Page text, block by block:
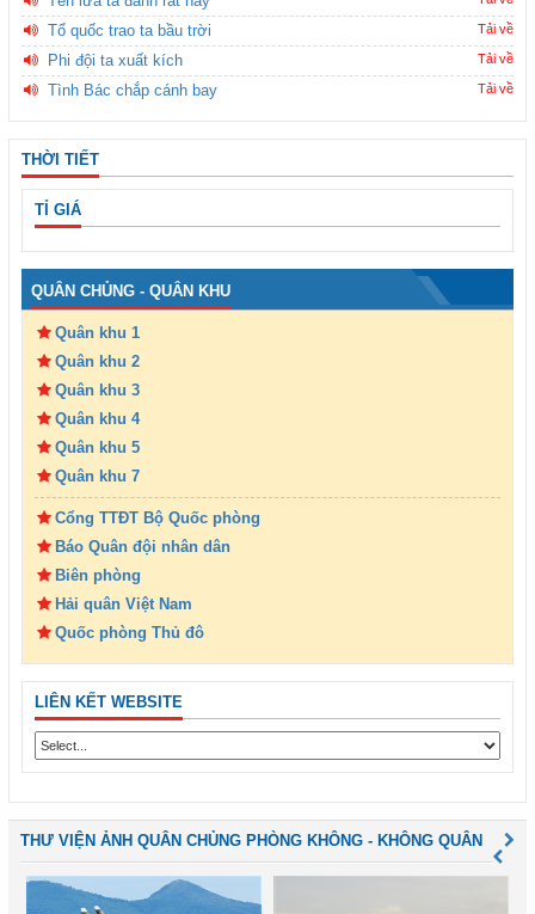
Tổ quốc trao ta bầu trời Tải về
Phi đội ta xuất kích Tải về
Tình Bác chắp cánh bay Tải về
THỜI TIẾT
TỈ GIÁ
QUÂN CHỦNG - QUÂN KHU
Quân khu 1
Quân khu 2
Quân khu 3
Quân khu 4
Quân khu 5
Quân khu 7
Cổng TTĐT Bộ Quốc phòng
Báo Quân đội nhân dân
Biên phòng
Hải quân Việt Nam
Quốc phòng Thủ đô
LIÊN KẾT WEBSITE
THƯ VIỆN ẢNH QUÂN CHỦNG PHÒNG KHÔNG - KHÔNG QUÂN